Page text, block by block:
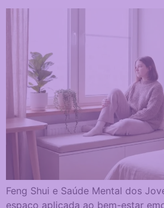
Feng Shui e Saúde Mental dos
espaço aplicada ao bem-estar